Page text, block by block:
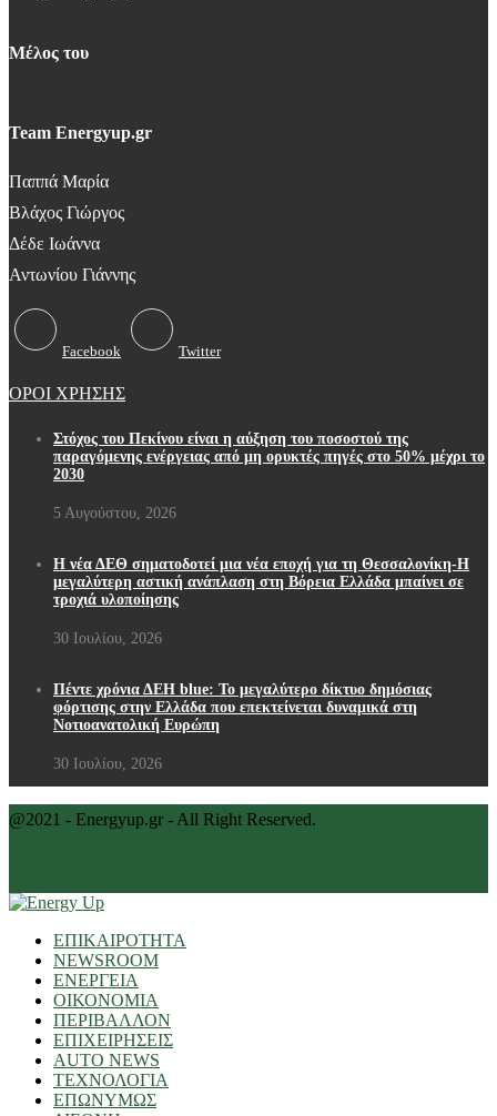
Μέλος του
Team Energyup.gr
Παππά Μαρία
Βλάχος Γιώργος
Δέδε Ιωάννα
Αντωνίου Γιάννης
Facebook Twitter
ΟΡΟΙ ΧΡΗΣΗΣ
Στόχος του Πεκίνου είναι η αύξηση του ποσοστού της
παραγόμενης ενέργειας από μη ορυκτές πηγές στο 50% μέχρι το
2030
5 Αυγούστου, 2026
Η νέα ΔΕΘ σηματοδοτεί μια νέα εποχή για τη Θεσσαλονίκη-Η
μεγαλύτερη αστική ανάπλαση στη Βόρεια Ελλάδα μπαίνει σε
τροχιά υλοποίησης
30 Ιουλίου, 2026
Πέντε χρόνια ΔΕΗ blue: Το μεγαλύτερο δίκτυο δημόσιας
φόρτισης στην Ελλάδα που επεκτείνεται δυναμικά στη
Νοτιοανατολική Ευρώπη
30 Ιουλίου, 2026
@2021 - Energyup.gr - All Right Reserved.
ΕΠΙΚΑΙΡΟΤΗΤΑ
NEWSROOM
ΕΝΕΡΓΕΙΑ
ΟΙΚΟΝΟΜΙΑ
ΠΕΡΙΒΑΛΛΟΝ
ΕΠΙΧΕΙΡΗΣΕΙΣ
AUTO NEWS
ΤΕΧΝΟΛΟΓΙΑ
ΕΠΩΝΥΜΩΣ